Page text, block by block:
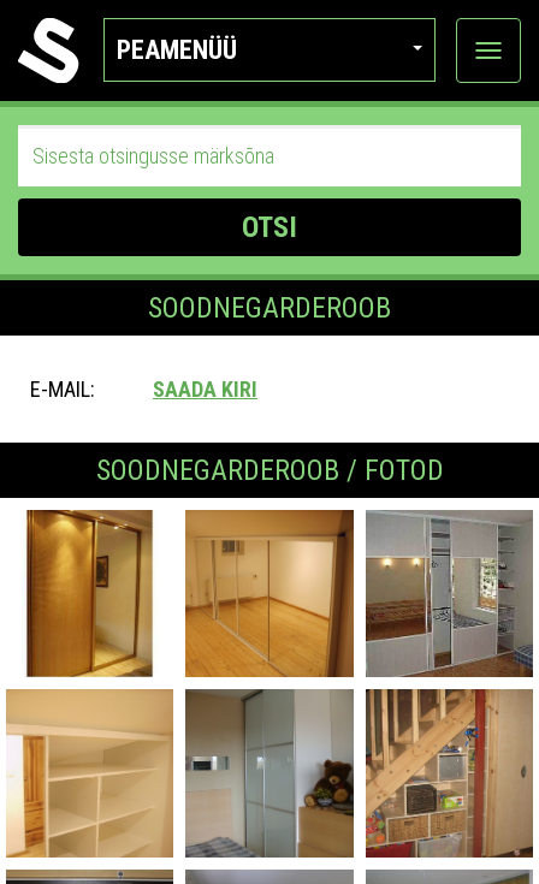
PEAMENÜÜ
Ava
OTSI
SOODNEGARDEROOB
E-MAIL: SAADA KIRI
SOODNEGARDEROOB / FOTOD